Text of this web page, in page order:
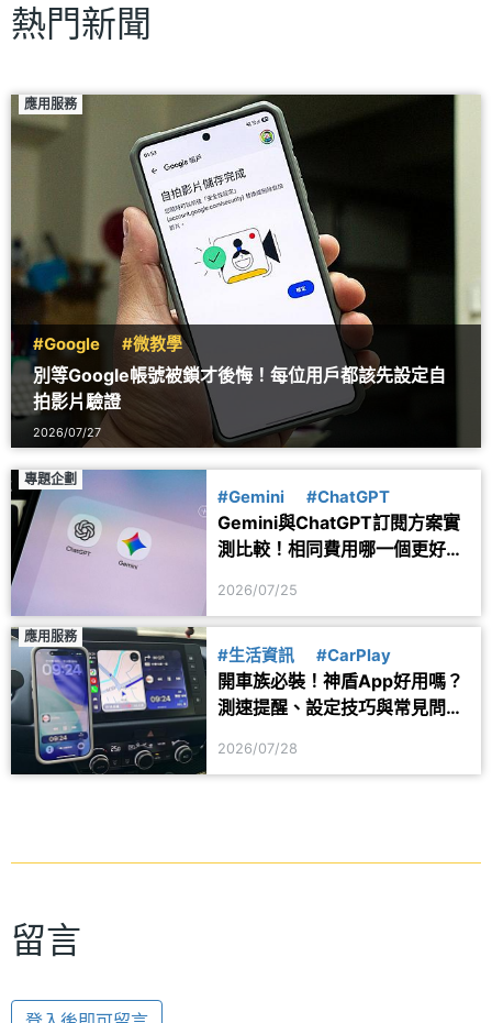
熱門新聞
應用服務
#Google #微教學
別等Google帳號被鎖才後悔！每位用戶都該先設定自
拍影片驗證
2026/07/27
專題企劃
#Gemini #ChatGPT
Gemini與ChatGPT訂閱方案實
測比較！相同費用哪一個更好
2026/07/25
應用服務
#生活資訊 #CarPlay
開車族必裝！神盾App好用嗎？
測速提醒、設定技巧與常見問題
2026/07/28
留言